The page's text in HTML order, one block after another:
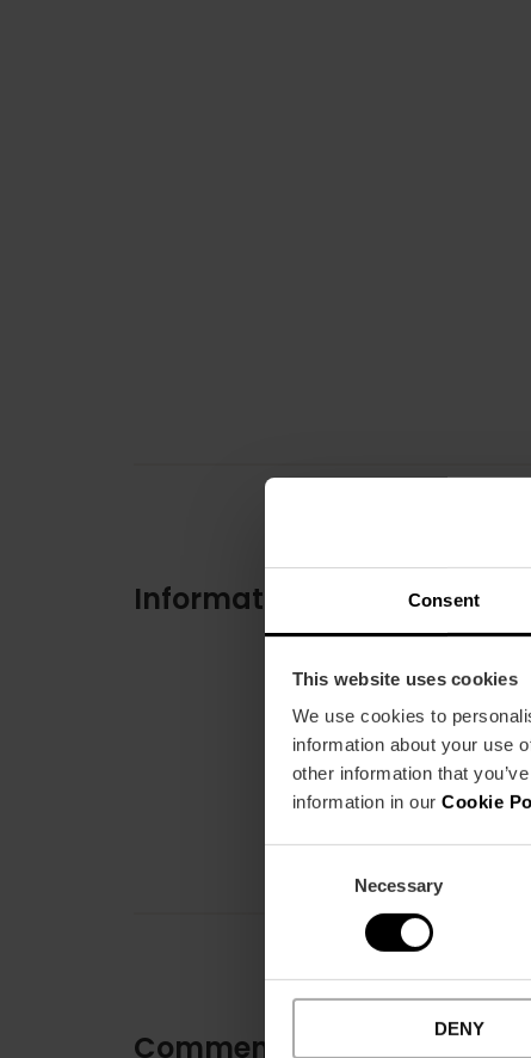
Consent
This website uses cookies
We use cookies to
information about your use
other information that
information in our Cookie
Necessary
DENY
Informations pratiques
Comment s'y rendre